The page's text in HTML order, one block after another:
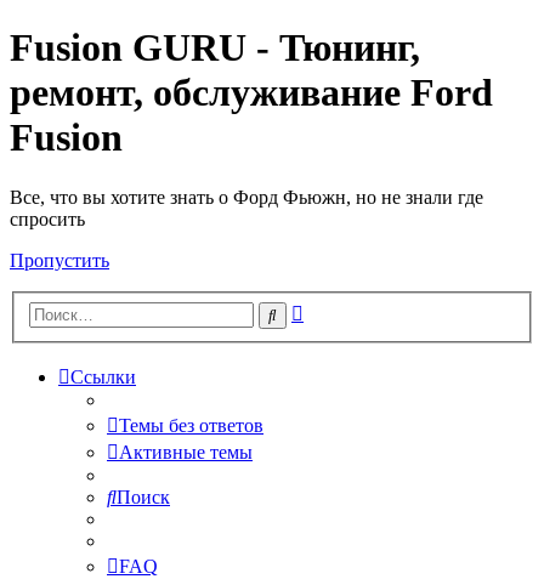
Fusion GURU - Тюнинг,
ремонт, обслуживание Ford
Fusion
Все, что вы хотите знать о Форд Фьюжн, но не знали где
спросить
Пропустить
Поиск
Ссылки
Темы без ответов
Активные темы
Поиск
FAQ